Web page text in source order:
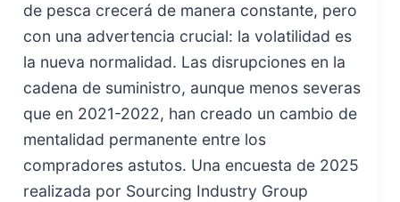
de pesca crecerá de manera constante, pero
con una advertencia crucial: la volatilidad es
la nueva normalidad. Las disrupciones en la
cadena de suministro, aunque menos severas
que en 2021-2022, han creado un cambio de
mentalidad permanente entre los
compradores astutos. Una encuesta de 2025
realizada por Sourcing Industry Group